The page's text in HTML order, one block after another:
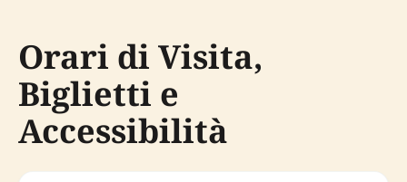
Orari di Visita,
Biglietti e
Accessibilità